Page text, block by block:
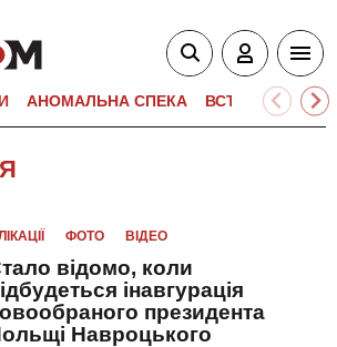
АНОМАЛЬНА СПЕКА ВСТУПНА
ФОТО ВІДЕО
відомо, коли
інавгурація
президента
Навроцького